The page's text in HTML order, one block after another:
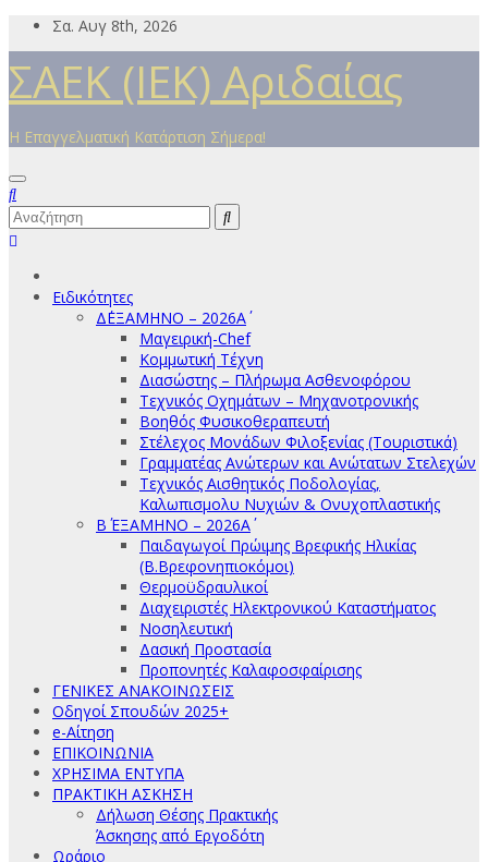
Μετάβαση
περιεχόμενο
Σα. Αυγ 8th, 2026
ΣΑΕΚ (ΙΕΚ) Αριδαίας
Η Επαγγελματική Κατάρτιση Σήμερα!
Ειδικότητες
Δ΄ΕΞΑΜΗΝΟ – 2026Α΄
Μαγειρική-Chef
Κομμωτική Τέχνη
Διασώστης – Πλήρωμα Ασθενοφόρου
Τεχνικός Οχημάτων – Μηχανοτρονικής
Βοηθός Φυσικοθεραπευτή
Στέλεχος Μονάδων Φιλοξενίας (Τουριστικά)
Γραμματέας Ανώτερων και Ανώτατων Στελεχών
Τεχνικός Αισθητικός Ποδολογίας,
Καλωπισμολυ Νυχιών & Ονυχοπλαστικής
Β΄ ΕΞΑΜΗΝΟ – 2026Α΄
Παιδαγωγοί Πρώιμης Βρεφικής Ηλικίας
(Β.Βρεφονηπιοκόμοι)
Θερμοϋδραυλικοί
Διαχειριστές Ηλεκτρονικού Καταστήματος
Νοσηλευτική
Δασική Προστασία
Προπονητές Καλαφοσφαίρισης
ΓΕΝΙΚΕΣ ΑΝΑΚΟΙΝΩΣΕΙΣ
Οδηγοί Σπουδών 2025+
e-Αίτηση
ΕΠΙΚΟΙΝΩΝΙΑ
ΧΡΗΣΙΜΑ ΕΝΤΥΠΑ
ΠΡΑΚΤΙΚΗ ΑΣΚΗΣΗ
Δήλωση Θέσης Πρακτικής
Άσκησης από Εργοδότη
Ωράριο